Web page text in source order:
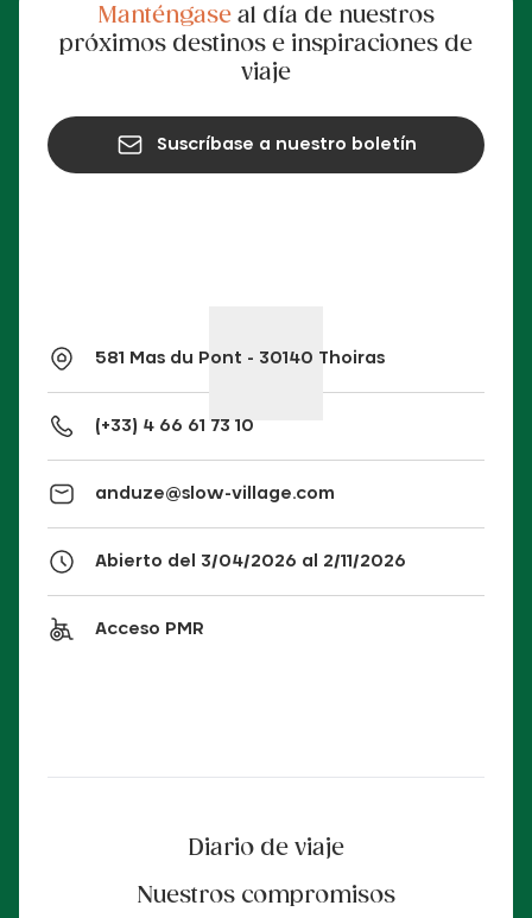
581 Mas du Pont - 30140 Thoiras
(+33) 4 66 61 73 10
anduze@slow-village.com
Abierto del 3/04/2026 al 2/11/2026
Acceso PMR
Diario de viaje
Nuestros compromisos
Manténgaseal día de nuestros
próximos destinos e inspiraciones de
viaje
Suscríbase a nuestro boletín